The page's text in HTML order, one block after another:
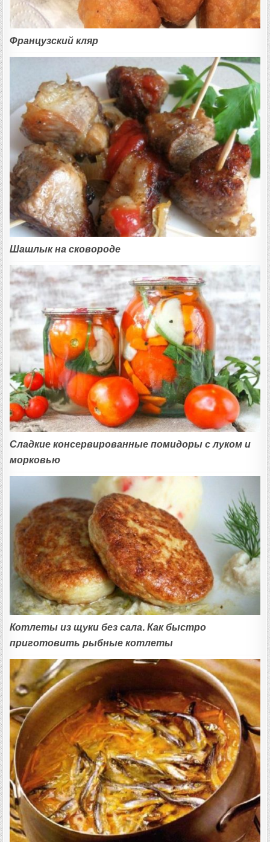
Французский кляр
Шашлык на сковороде
Сладкие консервированные помидоры с луком и
морковью
Котлеты из щуки без сала. Как быстро
приготовить рыбные котлеты